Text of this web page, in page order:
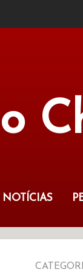
NOTÍCIAS